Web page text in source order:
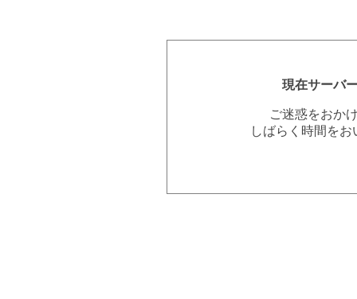
現在サーバ
ご迷惑をおか
しばらく時間を